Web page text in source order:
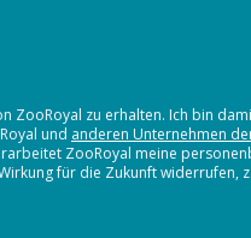
ZooRoyal zu erhalten. Ich bin
und anderen Unternehmen
ZooRoyal meine
für die Zukunft widerrufen,